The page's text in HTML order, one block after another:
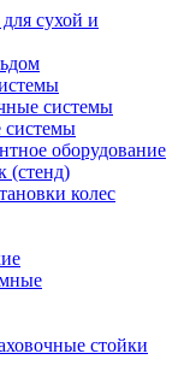
сухой и
системы
системы
оборудование
(стенд)
колес
стойки